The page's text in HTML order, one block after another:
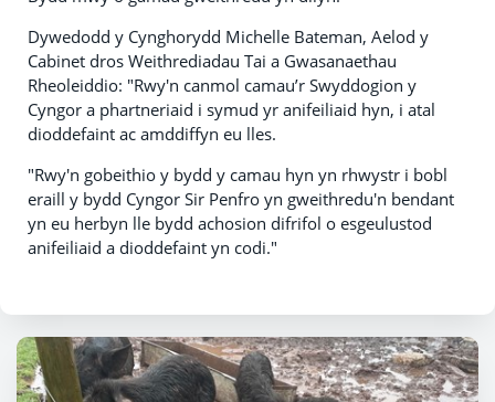
Dywedodd y Cynghorydd Michelle Bateman, Aelod y
Cabinet dros Weithrediadau Tai a Gwasanaethau
Rheoleiddio: "Rwy'n canmol camau’r Swyddogion y
Cyngor a phartneriaid i symud yr anifeiliaid hyn, i atal
dioddefaint ac amddiffyn eu lles.
"Rwy'n gobeithio y bydd y camau hyn yn rhwystr i bobl
eraill y bydd Cyngor Sir Penfro yn gweithredu'n bendant
yn eu herbyn lle bydd achosion difrifol o esgeulustod
anifeiliaid a dioddefaint yn codi."